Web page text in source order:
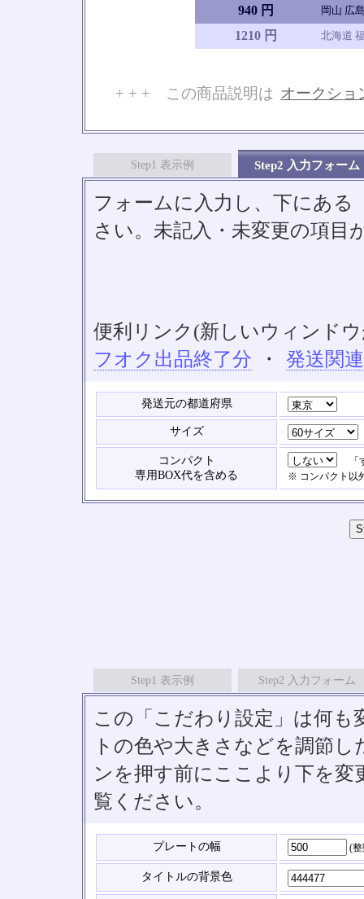
940 円 岡山 広
1210 円 北海道
+ + + この商品説明は オークショ
Step1 表示例 Step2 入力フォーム
フォームに入力し、下にあ
さい。未記入・未変更の項目
便利リンク(新しいウィンド
フオク出品終了分
・ 発送関
発送元の都道府県
サイズ
コンパクト
専用BOX代を含める
「
※ コンパクト以
Step1 表示例 Step2 入力フォーム
この「こだわり設定」は何
トの色や大きさなどを調節
ンを押す前にここより下を
覧ください。
プレートの幅 (
タイトルの背景色